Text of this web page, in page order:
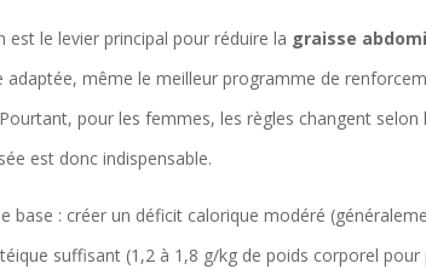
est le levier principal pour réduire la graisse
adaptée, même le meilleur programme de
pour les femmes, les règles changent
est donc indispensable.
base : créer un déficit calorique modéré
suffisant (1,2 à 1,8 g/kg de poids corporel